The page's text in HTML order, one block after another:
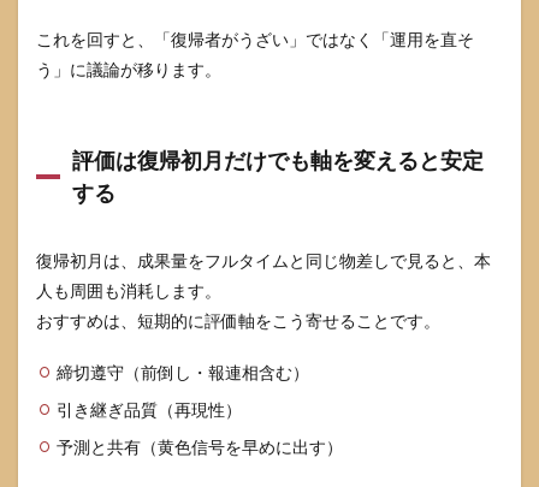
これを回すと、「復帰者がうざい」ではなく「運用を直そ
う」に議論が移ります。
評価は復帰初月だけでも軸を変えると安定
する
復帰初月は、成果量をフルタイムと同じ物差しで見ると、本
人も周囲も消耗します。
おすすめは、短期的に評価軸をこう寄せることです。
締切遵守（前倒し・報連相含む）
引き継ぎ品質（再現性）
予測と共有（黄色信号を早めに出す）